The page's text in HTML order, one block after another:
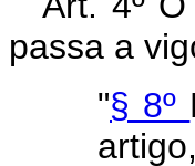
passa a
"§ 8º